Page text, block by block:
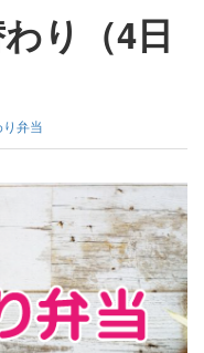
り（4日
り弁当